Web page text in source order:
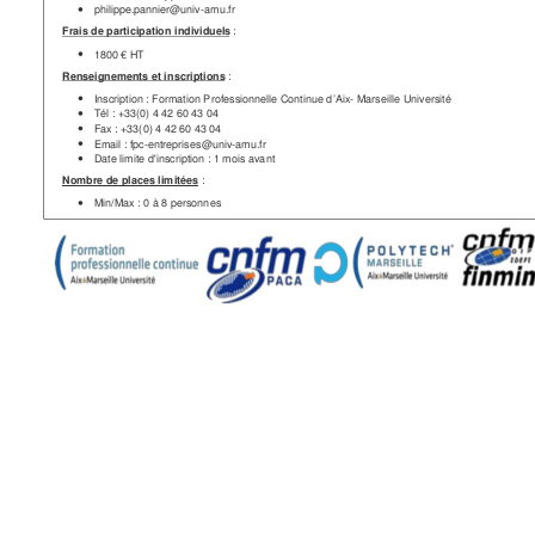
philippe.pannier@univ-amu.fr
Frais de participation i ndividuels :
1800 € HT
Renseignements et inscriptions :
Inscription : Formation Professionnelle Continue d’Aix- Marseille Université
Tél : +33(0) 4 42 60 43 04
Fax : +33( 0) 4 42 60 43 04
Email : fpc-entreprises@univ-amu.fr
Date limite d'inscription : 1 mois avant
Nombre de places limitées :
Min/Max : 0 à 8 personnes